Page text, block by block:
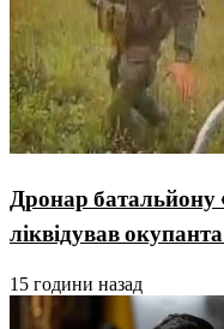
Дронар
ліквідував
15 години назад